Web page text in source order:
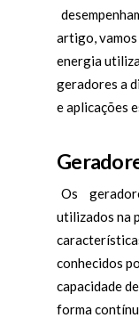
artigo,
energia
geradores a
e aplicações
Os
utilizados na
conhecidos
capacidade
forma